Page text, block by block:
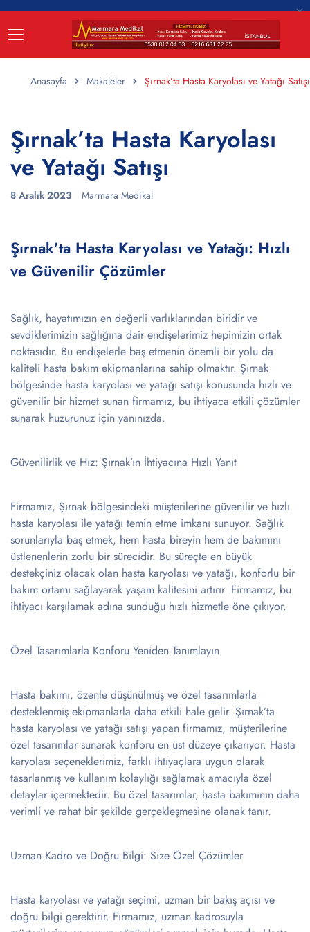
Anasayfa Makaleler Şırnak’ta Hasta Karyolası ve Yatağı Satışı
Şırnak’ta Hasta Karyolası
ve Yatağı Satışı
8 Aralık 2023 Marmara Medikal
Şırnak’ta Hasta Karyolası ve Yatağı: Hızlı
ve Güvenilir Çözümler
Sağlık, hayatımızın en değerli varlıklarından biridir ve
sevdiklerimizin sağlığına dair endişelerimiz hepimizin ortak
noktasıdır. Bu endişelerle baş etmenin önemli bir yolu da
kaliteli hasta bakım ekipmanlarına sahip olmaktır. Şırnak
bölgesinde hasta karyolası ve yatağı satışı konusunda hızlı ve
güvenilir bir hizmet sunan firmamız, bu ihtiyaca etkili çözümler
sunarak huzurunuz için yanınızda.
Güvenilirlik ve Hız: Şırnak’ın İhtiyacına Hızlı Yanıt
Firmamız, Şırnak bölgesindeki müşterilerine güvenilir ve hızlı
hasta karyolası ile yatağı temin etme imkanı sunuyor. Sağlık
sorunlarıyla baş etmek, hem hasta bireyin hem de bakımını
üstlenenlerin zorlu bir sürecidir. Bu süreçte en büyük
destekçiniz olacak olan hasta karyolası ve yatağı, konforlu bir
bakım ortamı sağlayarak yaşam kalitesini artırır. Firmamız, bu
ihtiyacı karşılamak adına sunduğu hızlı hizmetle öne çıkıyor.
Özel Tasarımlarla Konforu Yeniden Tanımlayın
Hasta bakımı, özenle düşünülmüş ve özel tasarımlarla
desteklenmiş ekipmanlarla daha etkili hale gelir. Şırnak’ta
hasta karyolası ve yatağı satışı yapan firmamız, müşterilerine
özel tasarımlar sunarak konforu en üst düzeye çıkarıyor. Hasta
karyolası seçeneklerimiz, farklı ihtiyaçlara uygun olarak
tasarlanmış ve kullanım kolaylığı sağlamak amacıyla özel
detaylar içermektedir. Bu özel tasarımlar, hasta bakımının daha
verimli ve rahat bir şekilde gerçekleşmesine olanak tanır.
Uzman Kadro ve Doğru Bilgi: Size Özel Çözümler
Hasta karyolası ve yatağı seçimi, uzman bir bakış açısı ve
doğru bilgi gerektirir. Firmamız, uzman kadrosuyla